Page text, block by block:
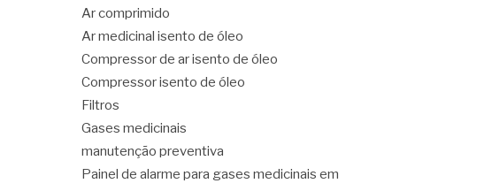
Ar comprimido
Ar medicinal isento de óleo
Compressor de ar isento de óleo
Compressor isento de óleo
Filtros
Gases medicinais
manutenção preventiva
Painel de alarme para gases medicinais em